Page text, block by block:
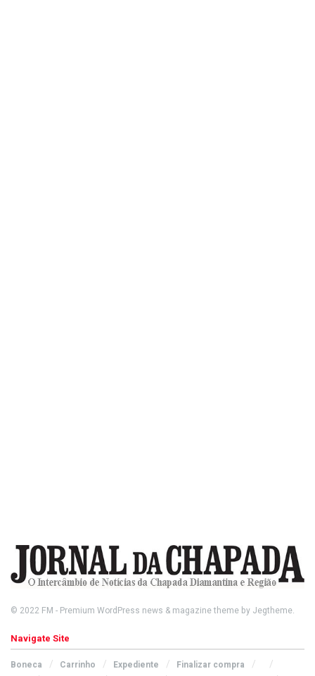
© 2022 FM - Premium WordPress news & magazine theme by Jegtheme.
Navigate Site
Boneca Carrinho Expediente
Finalizar compra